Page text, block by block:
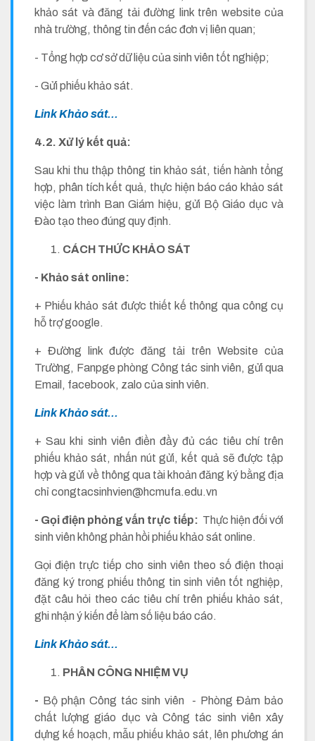
khảo sát và đăng tải đường link trên website của
nhà trường, thông tin đến các đơn vị liên quan;
- Tổng hợp cơ sở dữ liệu của sinh viên tốt nghiệp;
- Gửi phiếu khảo sát.
Link Khảo sát...
4.2. Xử lý kết quả:
Sau khi thu thập thông tin khảo sát, tiến hành tổng
hợp, phân tích kết quả, thực hiện báo cáo khảo sát
việc làm trình Ban Giám hiệu, gửi Bộ Giáo dục và
Đào tạo theo đúng quy định.
CÁCH THỨC KHẢO SÁT
- Khảo sát online:
+ Phiếu khảo sát được thiết kế thông qua công cụ
hỗ trợ google.
+ Đường link được đăng tải trên Website của
Trường, Fanpge phòng Công tác sinh viên, gửi qua
Email, facebook, zalo của sinh viên.
Link Khảo sát...
+ Sau khi sinh viên điền đầy đủ các tiêu chí trên
phiếu khảo sát, nhấn nút gửi, kết quả sẽ được tập
hợp và gửi về thông qua tài khoản đăng ký bằng địa
chỉ congtacsinhvien@hcmufa.edu.vn
- Gọi điện phỏng vấn trực tiếp: Thực hiện đối với
sinh viên không phản hồi phiếu khảo sát online.
Gọi điện trực tiếp cho sinh viên theo số điện thoại
đăng ký trong phiếu thông tin sinh viên tốt nghiệp,
đặt câu hỏi theo các tiêu chí trên phiếu khảo sát,
ghi nhận ý kiến để làm số liệu báo cáo.
Link Khảo sát...
PHÂN CÔNG NHIỆM VỤ
- Bộ phận Công tác sinh viên - Phòng Đảm bảo
chất lượng giáo dục và Công tác sinh viên xây
dựng kế hoạch, mẫu phiếu khảo sát, lên phương án